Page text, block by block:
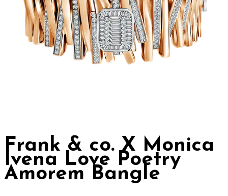
Frank & co. X Monica
Ivena Love Poetry
Amorem Bangle